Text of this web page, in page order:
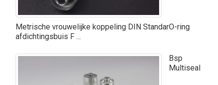
Metrische vrouwelijke koppeling DIN StandarO-ring
afdichtingsbuis F ...
Bsp
Multiseal